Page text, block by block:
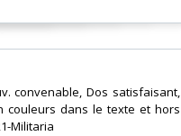
convenable, Dos satisfaisant,
couleurs dans le texte et hors
Militaria‎